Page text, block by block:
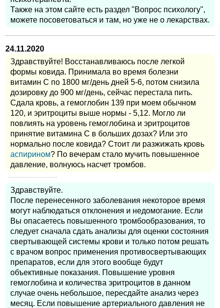
Также на этом сайте есть раздел "Вопрос психологу",
можете посоветоваться и там, но уже не о лекарствах.
24.11.2020
Здравствуйте! Восстанавливаюсь после легкой
формы ковида. Принимала во время болезни
витамин С по 1800 мг/день дней 5-6, потом снизила
дозировку до 900 мг/день, сейчас перестала пить.
Сдала кровь, а гемоглобин 139 при моем обычном
120, и эритроциты выше нормы - 5,12. Могло ли
повлиять на уровень гемоглобина и эритроцитов
принятие витамина С в больших дозах? Или это
нормально после ковида? Стоит ли разжижать кровь
аспирином? По вечерам стало мучить повышенное
давление, волнуюсь насчет тромбов.
Здравствуйте.
После перенесенного заболевания некоторое время
могут наблюдаться отклонения и недомогание. Если
Вы опасаетесь повышенного тромбообразования, то
следует сначала сдать анализы для оценки состояния
свертывающей системы крови и только потом решать
с врачом вопрос применения противосвертывающих
препаратов, если для этого вообще будут
объективные показания. Повышение уровня
гемоглобина и количества эритроцитов в данном
случае очень небольшое, пересдайте анализ через
месяц. Если повышение артериального давления не